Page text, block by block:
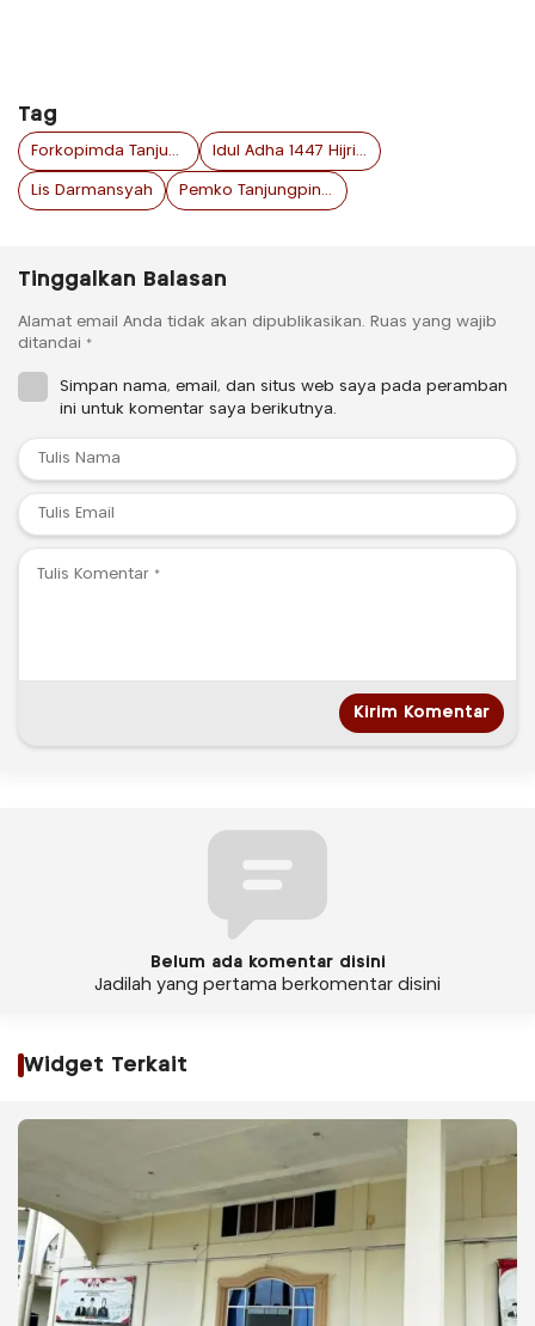
Tag
Forkopimda Tanjungpinang Idul Adha 1447 Hijriah
Lis Darmansyah Pemko Tanjungpinang
Tinggalkan Balasan
Alamat email Anda tidak akan dipublikasikan. Ruas yang wajib
ditandai *
Simpan nama, email, dan situs web saya pada peramban
ini untuk komentar saya berikutnya.
Belum ada komentar disini
Jadilah yang pertama berkomentar disini
Widget Terkait